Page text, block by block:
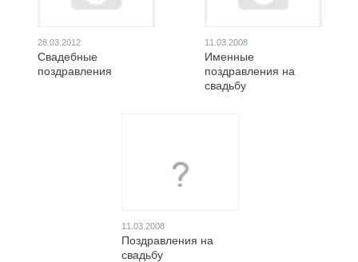
28.03.2012
Свадебные
поздравления
11.03.2008
Именные
поздравления на
свадьбу
11.03.2008
Поздравления на
свадьбу